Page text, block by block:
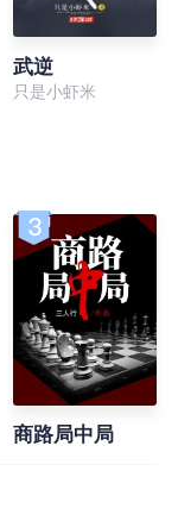
武逆
只是小虾米
商路局中局